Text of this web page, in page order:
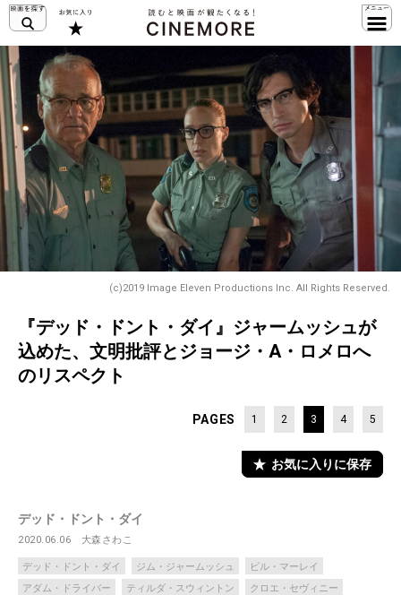
(c)2019 Image Eleven Productions Inc. All Rights Reserved.
『デッド・ドント・ダイ』ジャームッシュが
込めた、文明批評とジョージ・A・ロメロへ
のリスペクト
PAGES 1 2 3 4 5
お気に入りに保存
デッド・ドント・ダイ
2020.06.06 大森さわこ
デッド・ドント・ダイ ジム・ジャームッシュ
ビル・マーレイ
アダム・ドライバー
ティルダ・スウィントン
クロエ・セヴィニー